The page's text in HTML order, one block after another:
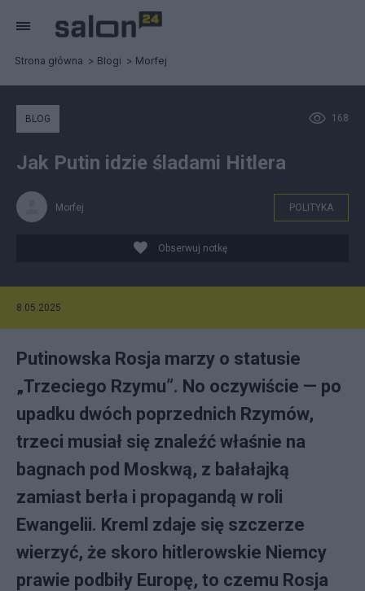
Strona główna Blogi Morfej
168
BLOG
Jak Putin idzie śladami Hitlera
Morfej POLITYKA
Obserwuj notkę
8.05.2025
Putinowska Rosja marzy o statusie
„Trzeciego Rzymu”. No oczywiście — po
upadku dwóch poprzednich Rzymów,
trzeci musiał się znaleźć właśnie na
bagnach pod Moskwą, z bałałajką
zamiast berła i propagandą w roli
Ewangelii. Kreml zdaje się szczerze
wierzyć, że skoro hitlerowskie Niemcy
prawie podbiły Europę, to czemu Rosja